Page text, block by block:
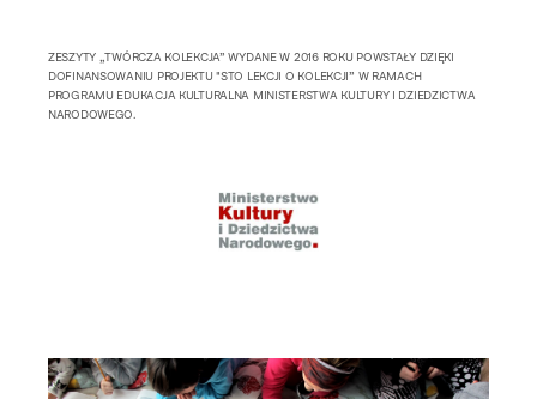
ZESZYTY „TWÓRCZA KOLEKCJA” WYDANE W 2016 ROKU POWSTAŁY DZIĘKI
DOFINANSOWANIU PROJEKTU "STO LEKCJI O KOLEKCJI” W RAMACH
PROGRAMU EDUKACJA KULTURALNA MINISTERSTWA KULTURY I DZIEDZICTWA
NARODOWEGO.